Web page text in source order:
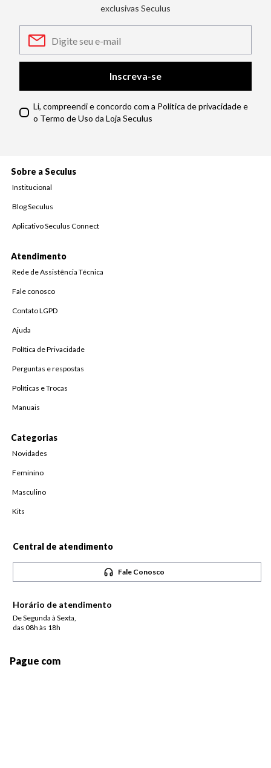
exclusivas Seculus
Inscreva-se
Li, compreendi e concordo com a Política de privacidade e
o Termo de Uso da Loja Seculus
Sobre a Seculus
Institucional
Blog Seculus
Aplicativo Seculus Connect
Atendimento
Rede de Assistência Técnica
Fale conosco
Contato LGPD
Ajuda
Política de Privacidade
Perguntas e respostas
Políticas e Trocas
Manuais
Categorias
Novidades
Feminino
Masculino
Kits
Central de atendimento
Fale Conosco
Horário de atendimento
De Segunda à Sexta,
das 08h às 18h
Pague com